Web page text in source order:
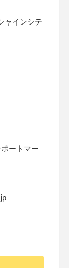
ャインシテ
ートマー